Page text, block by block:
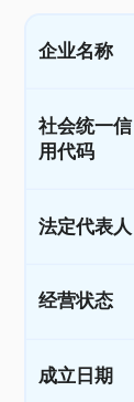
企业名称
社会统一信
用代码
法定代表人
经营状态
成立日期